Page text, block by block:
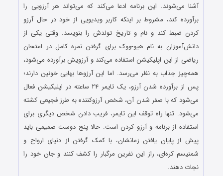
آشنا می‌شوند. این برنامه ادعا می‌کند که می‌تواند هر آرزویی را
برآورده کند، مشروط بر اینکه کاربر ویدیویی از خود در حال آرزو
کردن ضبط کند و نام و تاریخ تولدش را بنویسد. وقتی یکی از
دانش‌آموزان به نام هیو-ووک برای گرفتن نمره کامل در امتحان
ریاضی از این اپلیکیشن استفاده می‌کند و آرزویش برآورده می‌شود،
همه‌چیز جذاب به نظر می‌رسد. اما این آرزوها بهایی خونین دارند؛
پس از برآورده شدن آرزو، یک تایمر ۲۴ ساعته در اپلیکیشن فعال
می‌شود که با صفر شدن آن، شخص آرزوکننده به طرز فجیعی کشته
می‌شود. تنها راه توقف این تایمر، فریب دادن شخص دیگری برای
استفاده از برنامه و آرزو کردن است. حالا پنج دوست صمیمی باید
پیش از پایان یافتن زمانشان، با کمک گرفتن از دنیای ارواح و
شمنیسم کره‌ای، راز این نفرین مرگبار را کشف کنند و جان خود را
نجات دهند.